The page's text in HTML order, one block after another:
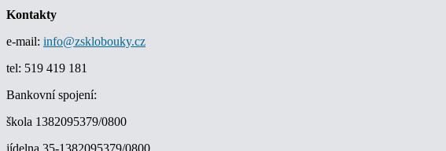
Kontakty
e-mail: info@zsklobouky.cz
tel: 519 419 181
Bankovní spojení:
škola 1382095379/0800
jídelna 35-1382095379/0800